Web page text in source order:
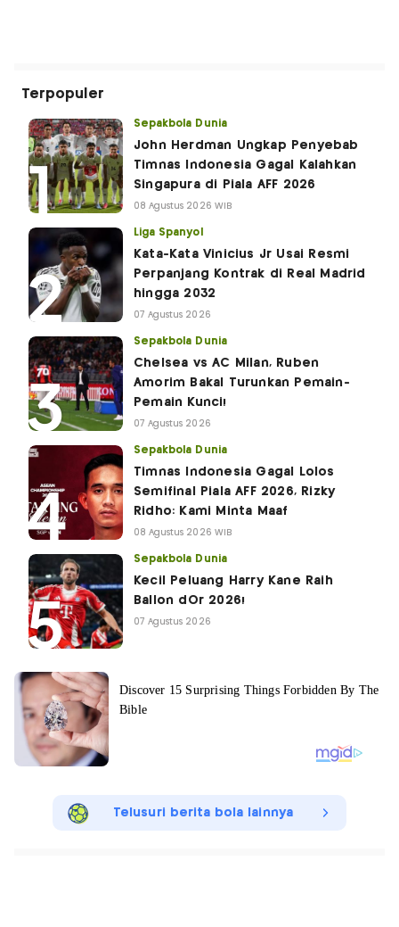
Terpopuler
Sepakbola Dunia
John Herdman Ungkap Penyebab
Timnas Indonesia Gagal Kalahkan
Singapura di Piala AFF 2026
08 Agustus 2026 WIB
Liga Spanyol
Kata-Kata Vinicius Jr Usai Resmi
Perpanjang Kontrak di Real Madrid
hingga 2032
07 Agustus 2026
Sepakbola Dunia
Chelsea vs AC Milan, Ruben
Amorim Bakal Turunkan Pemain-
Pemain Kunci!
07 Agustus 2026
Sepakbola Dunia
Timnas Indonesia Gagal Lolos
Semifinal Piala AFF 2026, Rizky
Ridho: Kami Minta Maaf
08 Agustus 2026 WIB
Sepakbola Dunia
Kecil Peluang Harry Kane Raih
Ballon dOr 2026!
07 Agustus 2026
Telusuri berita bola lainnya